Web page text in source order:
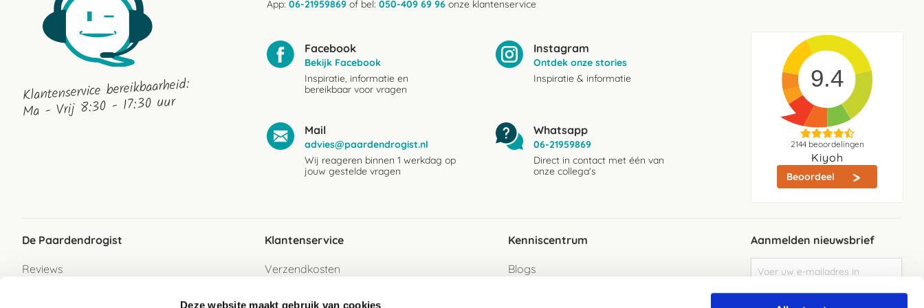
Deze website maakt gebruik van cookies
Klantenservice bereikbaarheid:
Ma - Vrij 8:30 - 17:30 uur
App: 06-21959869 of bel: 050-409 69 96 onze klantenservice
Facebook
Bekijk Facebook
Inspiratie, informatie en
bereikbaar voor vragen
Instagram
Ontdek onze stories
Inspiratie & informatie
Mail
advies@paardendrogist.nl
Wij reageren binnen 1 werkdag op
jouw gestelde vragen
Whatsapp
06-21959869
Direct in contact met één van
onze collega's
9.4
2144beoordelingen
Kiyoh
Beoordeel
De Paardendrogist
Reviews
Klantenservice
Verzendkosten
Kenniscentrum
Blogs
Aanmelden nieuwsbrief
u
op